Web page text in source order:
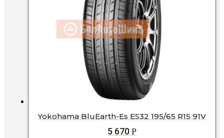
Yokohama BluEarth-Es ES32 195/65 R15 91V
5 670 Р